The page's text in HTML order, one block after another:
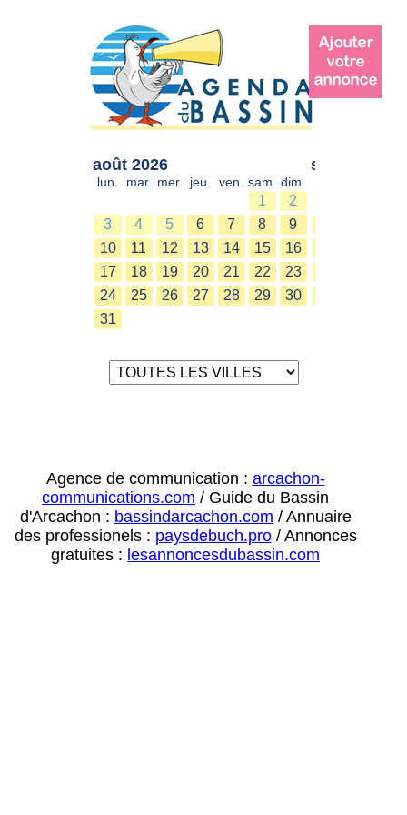
août 2026
lun. mar. mer. jeu. ven. sam. dim.
1
2
3
4 5 6 7 8
9
10
11 12 13 14 15
16
17
18 19 20 21 22
23
24
25 26 27 28 29
30
31
sept. 2026
Agence de communication : arcachon-
communications.com / Guide du Bassin
d'Arcachon : bassindarcachon.com / Annuaire
des professionels : paysdebuch.pro/ Annonces
gratuites : lesannoncesdubassin.com